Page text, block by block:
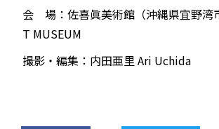
会 場：佐喜眞美術館（沖縄県宜野湾
T MUSEUM
撮影・編集：内田亜里 Ari Uchida